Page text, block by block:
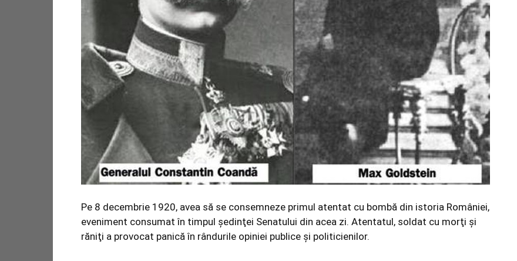
Pe 8 decembrie 1920, avea să se consemneze primul atentat cu bombă din istoria României,
eveniment consumat în timpul şedinţei Senatului din acea zi. Atentatul, soldat cu morţi şi
răniţi a provocat panică în rândurile opiniei publice şi politicienilor.